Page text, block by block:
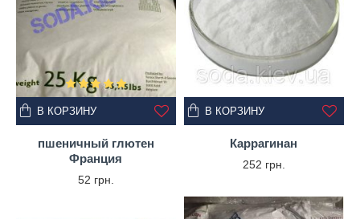
пшеничный глютен
Франция
52 грн.
В КОРЗИНУ
Каррагинан
252 грн.
В КОРЗИНУ